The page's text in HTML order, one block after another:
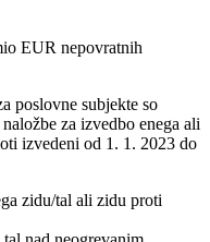
EUR nepovratnih
poslovne subjekte so
za izvedbo enega ali
izvedeni od 1. 1. 2023 do
zidu/tal ali zidu proti